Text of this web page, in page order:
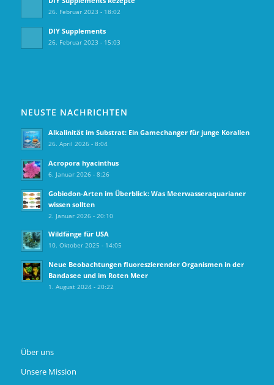
26. Februar 2023 - 18:02
DIY Supplements
26. Februar 2023 - 15:03
NEUSTE NACHRICHTEN
Alkalinität im Substrat: Ein Gamechanger für junge Korallen
26. April 2026 - 8:04
Acropora hyacinthus
6. Januar 2026 - 8:26
Gobiodon‑Arten im Überblick: Was Meerwasseraquarianer
wissen sollten
2. Januar 2026 - 20:10
Wildfänge für USA
10. Oktober 2025 - 14:05
Neue Beobachtungen fluoreszierender Organismen in der
Bandasee und im Roten Meer
1. August 2024 - 20:22
Über uns
Unsere Mission